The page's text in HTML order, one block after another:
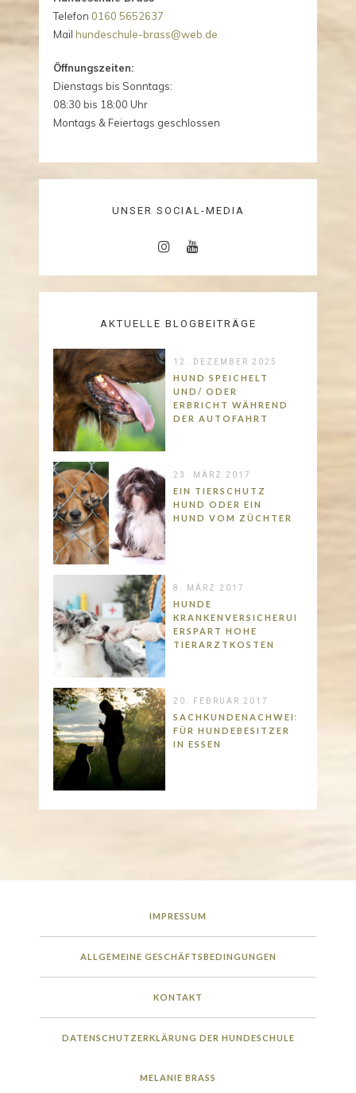
Telefon 0160 5652637
Mail hundeschule-brass@web.de
Öffnungszeiten:
Dienstags bis Sonntags:
08:30 bis 18:00 Uhr
Montags & Feiertags geschlossen
UNSER SOCIAL-MEDIA
AKTUELLE BLOGBEITRÄGE
12. DEZEMBER 2025
HUND SPEICHELT
UND/ ODER
ERBRICHT WÄHREND
DER AUTOFAHRT
23. MÄRZ 2017
EIN TIERSCHUTZ
HUND ODER EIN
HUND VOM ZÜCHTER
8. MÄRZ 2017
HUNDE
KRANKENVERSICHERUNG
ERSPART HOHE
TIERARZTKOSTEN
20. FEBRUAR 2017
SACHKUNDENACHWEIS
FÜR HUNDEBESITZER
IN ESSEN
IMPRESSUM
ALLGEMEINE GESCHÄFTSBEDINGUNGEN
KONTAKT
DATENSCHUTZERKLÄRUNG DER HUNDESCHULE
MELANIE BRASS